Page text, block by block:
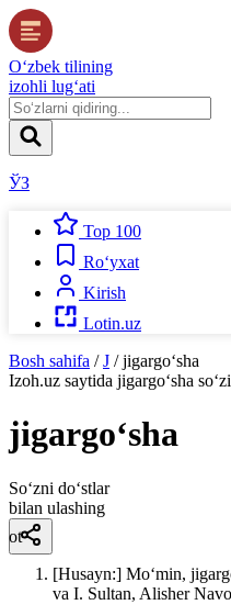
O‘zbek tilining
izohli lug‘ati
ЎЗ
Top 100
Ro‘yxat
Kirish
Lotin.uz
Bosh sahifa / J / jigargo‘sha
Izoh.uz saytida jigargo‘sha
jigargo‘sha
So‘zni do‘stlar
bilan ulashing
ot
[Husayn:] Moʻmin,
va I. Sultan, Alisher